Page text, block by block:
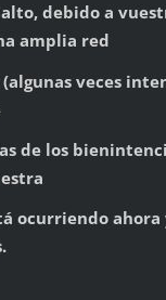
debido a
amplia red
veces
de los
ocurriendo ahora